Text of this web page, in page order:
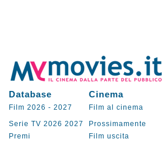
Database Cinema
Film 2026 - 2027 Film al cinema
Serie TV 2026 2027 Prossimamente
Premi
Film uscita